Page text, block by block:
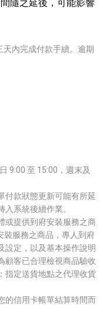
隨之延後，可能影響
內完成付款手續。逾期
9:00 至 15:00，週末及
付款狀態更新可能有所延
系統後續作業。
或提供到府安裝服務之商
裝服務之商品，專人到府
設定，以及基本操作說明
顧客已合理檢視商品驗收
指定送貨地點之代理收貨
的信用卡帳單結算時間而